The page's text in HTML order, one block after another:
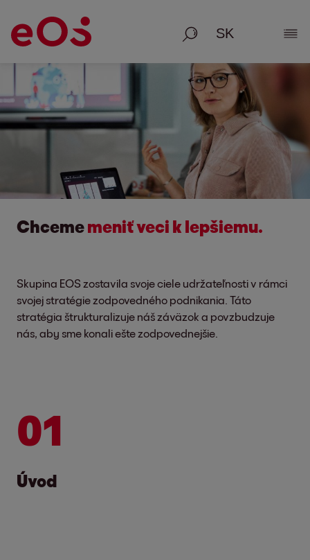
Vyhľadávanie
Chcememeniť veci k lepšiemu.
Skupina EOS zostavila svoje ciele udržateľnosti v rámci
svojej stratégie zodpovedného podnikania. Táto
stratégia štrukturalizuje náš záväzok a povzbudzuje
nás, aby sme konali ešte zodpovednejšie.
01
Úvod